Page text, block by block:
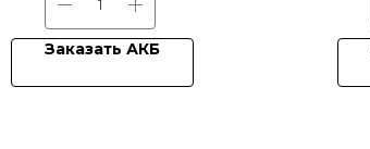
Заказать АКБ